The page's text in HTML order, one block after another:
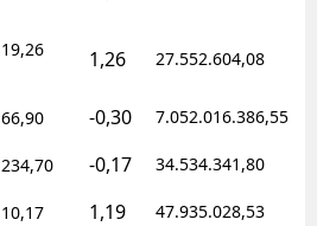
Kütahya
19,26 1,26 27.552.604,08
66,90 -0,30 7.052.016.386,55
234,70 -0,17 34.534.341,80
10,17 1,19 47.935.028,53